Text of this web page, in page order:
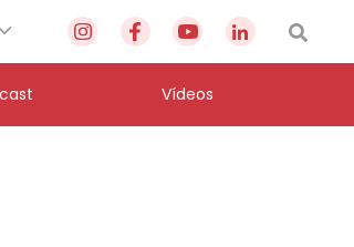
Vídeos